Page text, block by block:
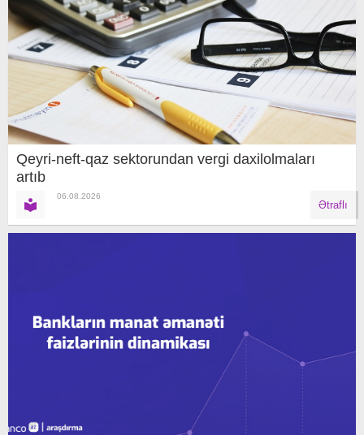
Qeyri-neft-qaz sektorundan vergi daxilolmaları
artıb
06.08.2026
Ətraflı